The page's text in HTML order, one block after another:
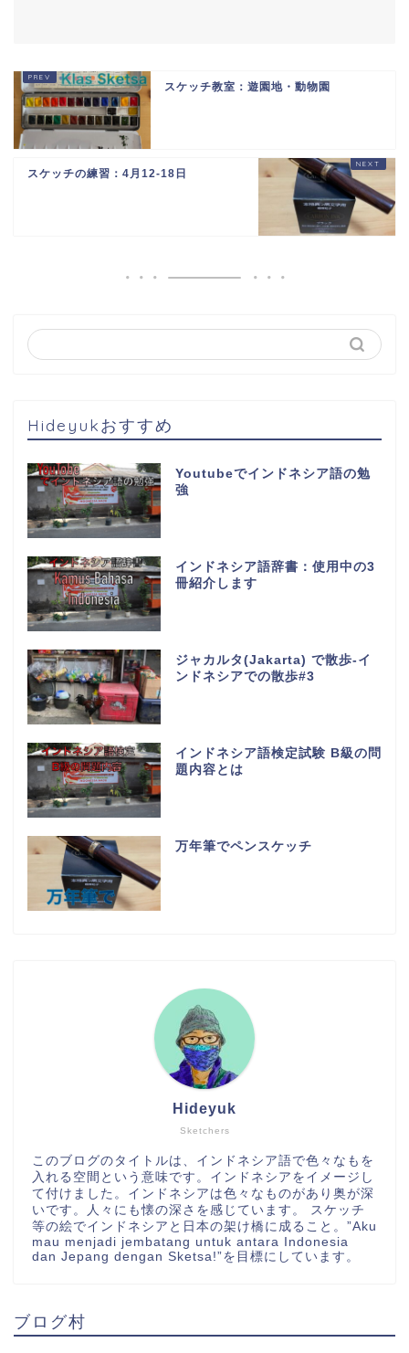
スケッチ教室：遊園地・動物園
スケッチの練習：4月12-18日
Hideyukおすすめ
Youtubeでインドネシア語の勉
強
インドネシア語辞書：使用中の3
冊紹介します
ジャカルタ(Jakarta) で散歩-イ
ンドネシアでの散歩#3
インドネシア語検定試験 B級の問
題内容とは
万年筆でペンスケッチ
Sketchers
Hideyuk
このブログのタイトルは、インドネシア語で色々なもを
入れる空間という意味です。インドネシアをイメージし
て付けました。インドネシアは色々なものがあり奥が深
いです。人々にも懐の深さを感じています。 スケッチ
等の絵でインドネシアと日本の架け橋に成ること。”Aku
mau menjadi jembatang untuk antara Indonesia
dan Jepang dengan Sketsa!”を目標にしています。
ブログ村